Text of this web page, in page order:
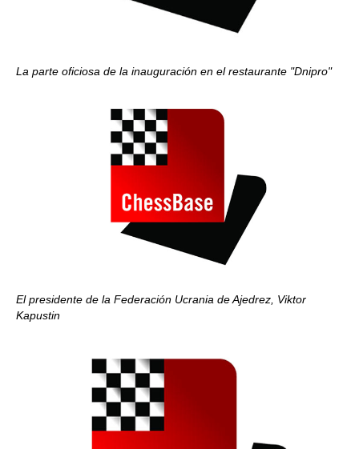
La parte oficiosa de la inauguración en el restaurante "Dnipro"
El presidente de la Federación Ucrania de Ajedrez, Viktor
Kapustin